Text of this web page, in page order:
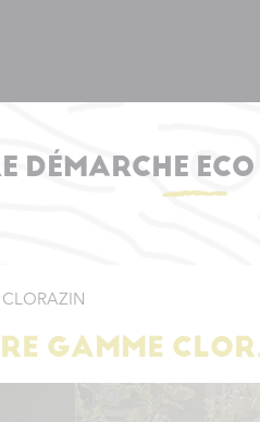
DÉMARCHE
GAMME